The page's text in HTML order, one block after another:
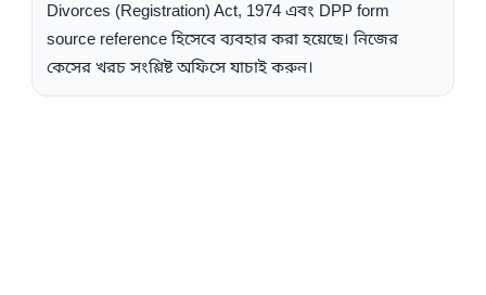
Divorces (Registration) Act, 1974 এবং DPP form
source reference হিসেবে ব্যবহার করা হয়েছে। নিজের
কেসের খরচ সংশ্লিষ্ট অফিসে যাচাই করুন।